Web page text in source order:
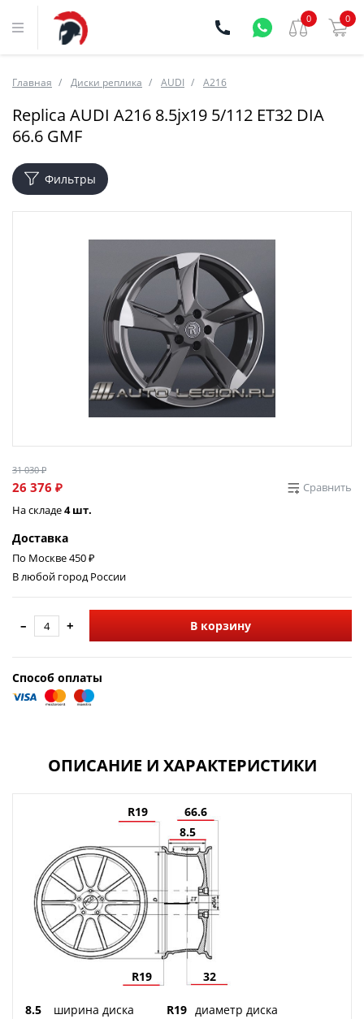
0 0
Главная Диски реплика AUDI A216
Replica AUDI A216 8.5jx19 5/112 ET32 DIA
66.6 GMF
Фильтры
31 030 ₽
26 376 ₽
Сравнить
На складе4 шт.
Доставка
По Москве 450 ₽
В любой город России
– + В корзину
Способ оплаты
ОПИСАНИЕ И ХАРАКТЕРИСТИКИ
R19
66.6
8.5
R19 32
8.5 ширина диска R19 диаметр диска